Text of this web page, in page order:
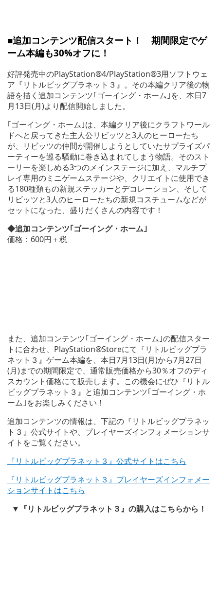
■追加コンテンツ配信スタート！ 期間限定でゲ
ーム本編も30%オフに！
好評発売中のPlayStation®4/PlayStation®3用ソフトウェ
ア『リトルビッグプラネット３』。その本編クリア後の物
語を描く追加コンテンツ｢ゴーイング・ホーム｣を、本日7
月13日(月)より配信開始しました。
｢ゴーイング・ホーム｣は、本編クリア後にクラフトワール
ドへと戻ってきた主人公リビッツと3人のヒーローたち
が、リビッツの仲間が開催しようとしていたサプライズパ
ーティーを巡る騒動に巻き込まれてしまう物語。そのスト
ーリーを楽しめる3つのメインステージに加え、マルチプ
レイ専用のミニゲームステージや、クリエイトに使用でき
る180種類もの新規ステッカーとデコレーション、そして
リビッツと3人のヒーローたちの新規コスチュームなどが
セットになった、盛りだくさんの内容です！
◆追加コンテンツ｢ゴーイング・ホーム｣
価格：600円＋税
また、追加コンテンツ｢ゴーイング・ホーム｣の配信スター
トに合わせ、PlayStation®Storeにて『リトルビッグプラ
ネット３』ゲーム本編を、本日7月13日(月)から7月27日
(月)までの期間限定で、通常販売価格から30％オフのディ
スカウント価格にて販売します。この機会にぜひ『リトル
ビッグプラネット３』と追加コンテンツ｢ゴーイング・ホ
ーム｣をお楽しみください！
追加コンテンツの情報は、下記の『リトルビッグプラネッ
ト３』公式サイトや、プレイヤーズインフォメーションサ
イトをご覧ください。
『リトルビッグプラネット３』公式サイトはこちら
『リトルビッグプラネット３』プレイヤーズインフォメー
ションサイトはこちら
▼『リトルビッグプラネット３』の購入はこちらから！